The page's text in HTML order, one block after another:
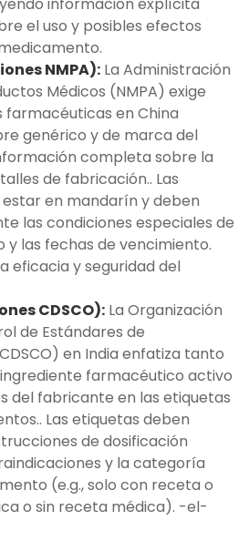
información explícita
el uso y posibles efectos
NMPA): La Administración
Médicos (NMPA) exige
farmacéuticas en China
genérico y de marca del
completa sobre la
de fabricación.. Las
en mandarín y deben
las condiciones especiales de
las fechas de vencimiento.
eficacia y seguridad del
CDSCO): La Organización
de Estándares de
en India enfatiza tanto
farmacéutico activo
del fabricante en las etiquetas
Las etiquetas deben
de dosificación
y la categoría
(e.g., solo con receta o
o sin receta médica). -el-